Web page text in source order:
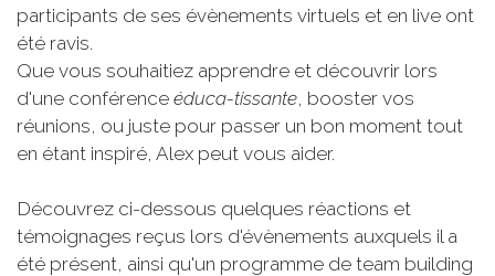
participants de ses évènements virtuels et en live ont
été ravis.
Que vous souhaitiez apprendre et découvrir lors
d'une conférence éduca-tissante, booster vos
réunions, ou juste pour passer un bon moment tout
en étant inspiré, Alex peut vous aider.
Découvrez ci-dessous quelques réactions et
témoignages reçus lors d'évènements auxquels il a
été présent, ainsi qu'un programme de team building